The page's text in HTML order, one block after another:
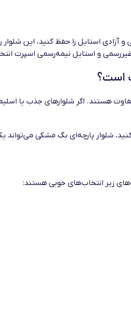
استایل را حفظ کنید، این
غیررسمی و استایل نیمه‌رسمی اسپرت
است؟
هستند. اگر شلوارهای جذب یا
شلوار پارچه‌ای بگ مشکی
زیر انتخاب‌های خوبی هستند: